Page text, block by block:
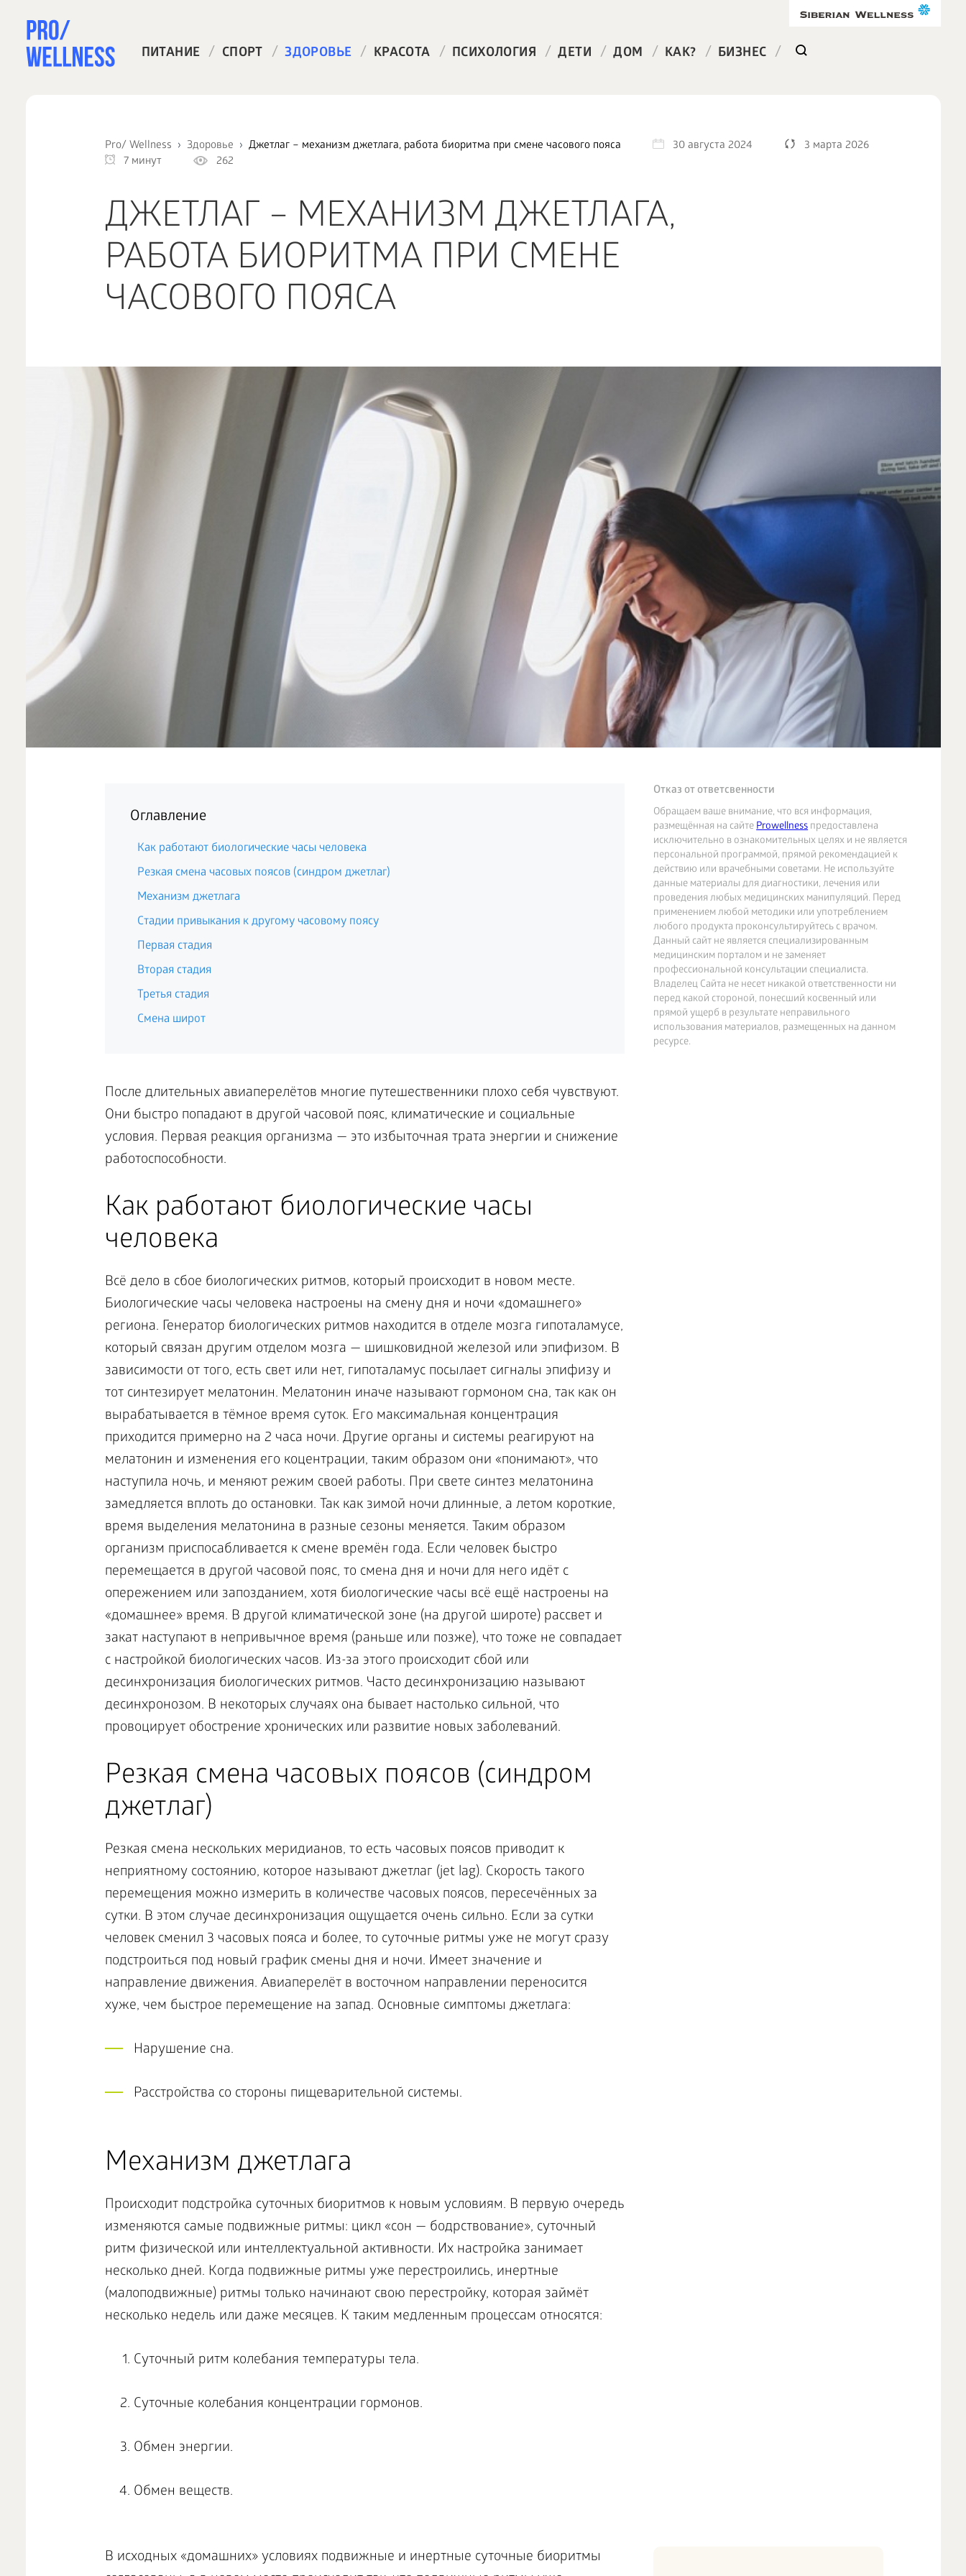
ПИТАНИЕ / СПОРТ / ЗДОРОВЬЕ / КРАСОТА / ПСИХОЛОГИЯ / ДЕТИ / ДОМ / КАК? / БИЗНЕС /
Pro/ Wellness Здоровье Джетлаг – механизм джетлага, работа биоритма при смене часового пояса 30 августа 2024
3 марта 2026
7 минут
262
ДЖЕТЛАГ – МЕХАНИЗМ ДЖЕТЛАГА,
РАБОТА БИОРИТМА ПРИ СМЕНЕ
ЧАСОВОГО ПОЯСА
Отказ от ответсвенности
Обращаем ваше внимание, что вся информация,
размещённая на сайтеProwellnessпредоставлена
исключительно в ознакомительных целях и не является
персональной программой, прямой рекомендацией к
действию или врачебными советами. Не используйте
данные материалы для диагностики, лечения или
проведения любых медицинских манипуляций. Перед
применением любой методики или употреблением
любого продукта проконсультируйтесь с врачом.
Данный сайт не является специализированным
медицинским порталом и не заменяет
профессиональной консультации специалиста.
Владелец Сайта не несет никакой ответственности ни
перед какой стороной, понесший косвенный или
прямой ущерб в результате неправильного
использования материалов, размещенных на данном
ресурсе.
Оглавление
Как работают биологические часы человека
Резкая смена часовых поясов (синдром джетлаг)
Механизм джетлага
Стадии привыкания к другому часовому поясу
Первая стадия
Вторая стадия
Третья стадия
Смена широт
После длительных авиаперелётов многие путешественники плохо себя чувствуют.
Они быстро попадают в другой часовой пояс, климатические и социальные
условия. Первая реакция организма — это избыточная трата энергии и снижение
работоспособности.
Как работают биологические часы
человека
Всё дело в сбое биологических ритмов, который происходит в новом месте.
Биологические часы человека настроены на смену дня и ночи «домашнего»
региона. Генератор биологических ритмов находится в отделе мозга гипоталамусе,
который связан другим отделом мозга — шишковидной железой или эпифизом. В
зависимости от того, есть свет или нет, гипоталамус посылает сигналы эпифизу и
тот синтезирует мелатонин. Мелатонин иначе называют гормоном сна, так как он
вырабатывается в тёмное время суток. Его максимальная концентрация
приходится примерно на 2 часа ночи. Другие органы и системы реагируют на
мелатонин и изменения его коцентрации, таким образом они «понимают», что
наступила ночь, и меняют режим своей работы. При свете синтез мелатонина
замедляется вплоть до остановки. Так как зимой ночи длинные, а летом короткие,
время выделения мелатонина в разные сезоны меняется. Таким образом
организм приспосабливается к смене времён года. Если человек быстро
перемещается в другой часовой пояс, то смена дня и ночи для него идёт с
опережением или запозданием, хотя биологические часы всё ещё настроены на
«домашнее» время. В другой климатической зоне (на другой широте) рассвет и
закат наступают в непривычное время (раньше или позже), что тоже не совпадает
с настройкой биологических часов. Из-за этого происходит сбой или
десинхронизация биологических ритмов. Часто десинхронизацию называют
десинхронозом. В некоторых случаях она бывает настолько сильной, что
провоцирует обострение хронических или развитие новых заболеваний.
Резкая смена часовых поясов (синдром
джетлаг)
Резкая смена нескольких меридианов, то есть часовых поясов приводит к
неприятному состоянию, которое называют джетлаг (jet lag). Скорость такого
перемещения можно измерить в количестве часовых поясов, пересечённых за
сутки. В этом случае десинхронизация ощущается очень сильно. Если за сутки
человек сменил 3 часовых пояса и более, то суточные ритмы уже не могут сразу
подстроиться под новый график смены дня и ночи. Имеет значение и
направление движения. Авиаперелёт в восточном направлении переносится
хуже, чем быстрое перемещение на запад. Основные симптомы джетлага:
Нарушение сна.
Расстройства со стороны пищеварительной системы.
Механизм джетлага
Происходит подстройка суточных биоритмов к новым условиям. В первую очередь
изменяются самые подвижные ритмы: цикл «сон — бодрствование», суточный
ритм физической или интеллектуальной активности. Их настройка занимает
несколько дней. Когда подвижные ритмы уже перестроились, инертные
(малоподвижные) ритмы только начинают свою перестройку, которая займёт
несколько недель или даже месяцев. К таким медленным процессам относятся:
Суточный ритм колебания температуры тела.
Суточные колебания концентрации гормонов.
Обмен энергии.
Обмен веществ.
В исходных «домашних» условиях подвижные и инертные суточные биоритмы